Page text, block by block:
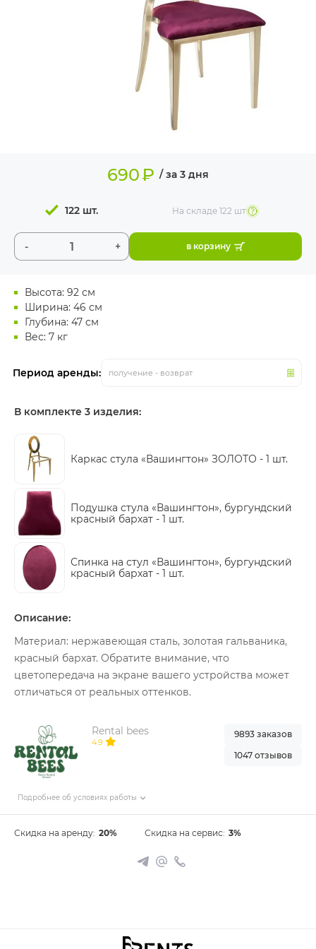
Высота: 92 см
Ширина: 46 см
Глубина: 47 см
Вес: 7 кг
Период аренды: получение - возврат
690₽ / за 3 дня
- +
122 шт. На складе122 шт
в корзину
В комплекте 3 изделия:
Каркас стула «Вашингтон» ЗОЛОТО - 1 шт.
Подушка стула «Вашингтон», бургундский
красный бархат - 1 шт.
Спинка на стул «Вашингтон», бургундский
красный бархат - 1 шт.
Описание:
Материал: нержавеющая сталь, золотая гальваника,
красный бархат. Обратите внимание, что
цветопередача на экране вашего устройства может
отличаться от реальных оттенков.
Rental bees
4.9
Подробнее об условиях работы
9893 заказов
1047 отзывов
Скидка на аренду: 20% Скидка на сервис: 3%